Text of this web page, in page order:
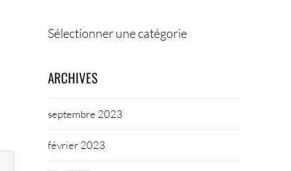
ARCHIVES
septembre 2023
février 2023